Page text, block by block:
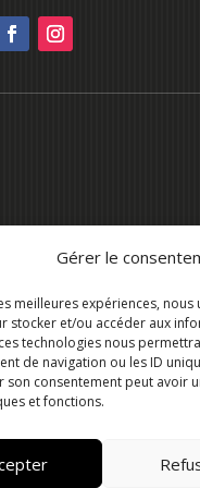
Gérer le
meilleures expériences,
stocker et/ou accéder aux
technologies nous
de navigation ou les ID
son consentement peut avoir
et fonctions.